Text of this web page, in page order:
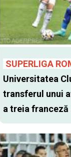
SUPERLIGA
Universitatea
transferul unui
a treia franceză